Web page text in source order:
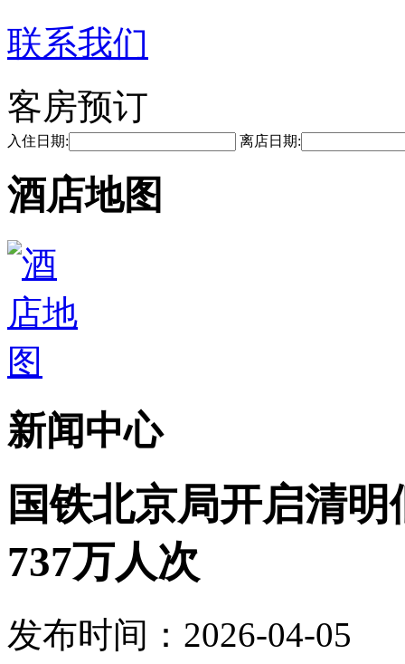
联系我们
客房预订
入住日期: 离店日期:
酒店地图
新闻中心
国铁北京局开启清
737万人次
发布时间：2026-04-05